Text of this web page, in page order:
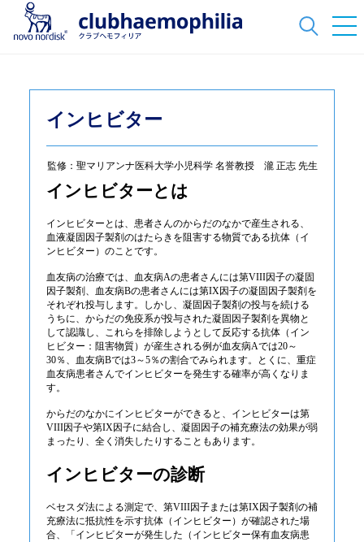
インヒビター
監修：聖マリアンナ医科大学小児科学 名誉教授 瀧 正志 先生
インヒビターとは
インヒビターとは、患者さんのからだのなかで産生される、
血液凝固因子製剤のはたらきを阻害する物質である抗体（イ
ンヒビター）のことです。
血友病の治療では、血友病Aの患者さんには第VIII因子の凝固
因子製剤、血友病Bの患者さんには第IX因子の凝固因子製剤を
それぞれ投与します。しかし、凝固因子製剤の投与を続ける
うちに、からだの免疫系が投与された凝固因子製剤を異物と
して認識し、これらを排除しようとして反応する抗体（イン
ヒビター：阻害物質）が産生される例が血友病Aでは20～
30％、血友病Bでは3～5％の割合でみられます。とくに、重症
血友病患者さんでインヒビターを発生する確率が高くなりま
す。
からだのなかにインヒビターができると、インヒビターは第
VIII因子や第IX因子に結合し、凝固因子の補充療法の効果が弱
まったり、全く消失したりすることもあります。
インヒビターの診断
ベセスダ法による測定で、第VIII因子または第IX因子製剤の補
充療法に抵抗性を示す抗体（インヒビター）が確認された場
合、「インヒビターが発生した（インヒビター保有血友病患